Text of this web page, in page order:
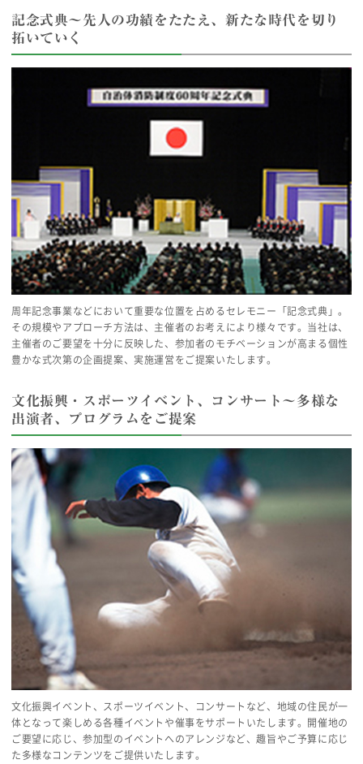
記念式典～先人の功績をたたえ、新たな時代を切り
拓いていく
周年記念事業などにおいて重要な位置を占めるセレモニー「記念式典」。
その規模やアプローチ方法は、主催者のお考えにより様々です。当社は、
主催者のご要望を十分に反映した、参加者のモチベーションが高まる個性
豊かな式次第の企画提案、実施運営をご提案いたします。
文化振興・スポーツイベント、コンサート～多様な
出演者、プログラムをご提案
文化振興イベント、スポーツイベント、コンサートなど、地域の住民が一
体となって楽しめる各種イベントや催事をサポートいたします。開催地の
ご要望に応じ、参加型のイベントへのアレンジなど、趣旨やご予算に応じ
た多様なコンテンツをご提供いたします。